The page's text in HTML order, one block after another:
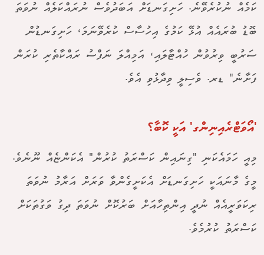
ކަމެއް ނުކުރެވޭނެ. ހަށިގަނޑަށް އަބަދުވެސް ނުރައްކަލެއް ނުވަތަ
ބޮޑު ބުރައެއް އުޅޭ ކަމުގެ އިހުސާސް ކުރެވޭނަމަ، ހަށިގަނޑުން
ސަރުބީ ވިރުވުން ހުއްޓާލައި، އަމިއްލަ ނަފްސު ރައްކާތެރި ކުރަން
ފަށާނެ" ޑރ. ވެސިލީ ވިދާޅުވި އެވެ.
'އޯވަޓްރެއިނިންގ' އަކީ ކޮބާ؟
މިއީ ހަމައެކަނި "ގިނައިން ކަސްރަތު ކުރުން" އެކަންޏެއް ނޫނެވެ.
މީގެ މާނައަކީ ހަށިގަނޑަށް އެކަށީގެންވާ ވަރަށް އަރާމު ނުވަތަ
ރިކަވަރީއެއް ނުދީ އިންތިހާއަށް ބަރުކޮށް ނުވަތަ ދިގު ވަގުތަކަށް
ކަސްރަތު ކުރުމެވެ.